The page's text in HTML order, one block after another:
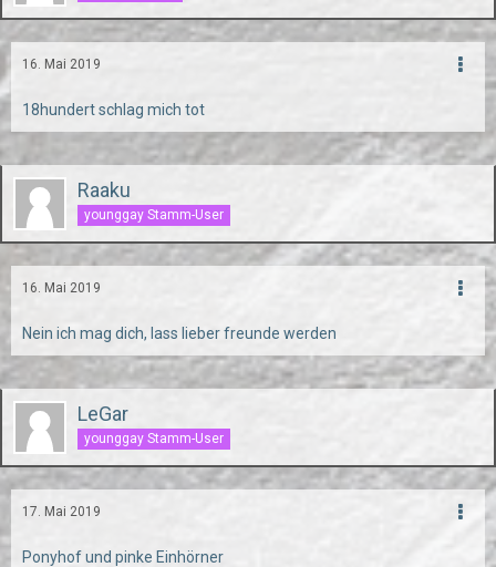
16. Mai 2019
18hundert schlag mich tot
Raaku
younggay Stamm-User
16. Mai 2019
Nein ich mag dich, lass lieber freunde werden
LeGar
younggay Stamm-User
17. Mai 2019
Ponyhof und pinke Einhörner